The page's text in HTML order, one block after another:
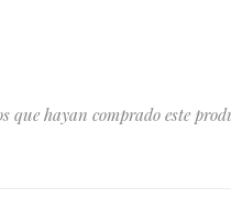
que hayan comprado este